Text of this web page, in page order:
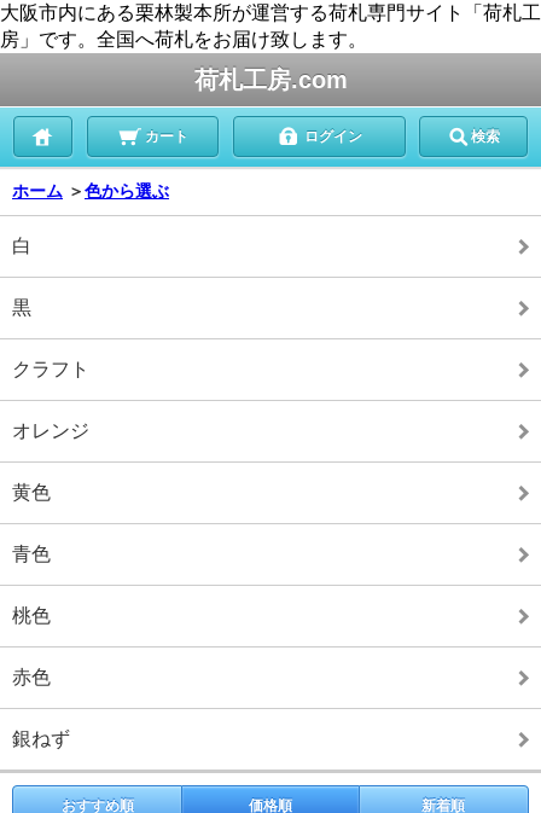
大阪市内にある栗林製本所が運営する荷札専門サイト「荷札工
房」です。全国へ荷札をお届け致します。
荷札工房.com
カート ログイン 検索
ホーム ＞色から選ぶ
白
黒
クラフト
オレンジ
黄色
青色
桃色
赤色
銀ねず
おすすめ順 価格順 新着順